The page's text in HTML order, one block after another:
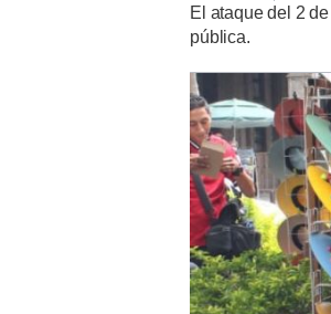
El ataque del 2
pública.